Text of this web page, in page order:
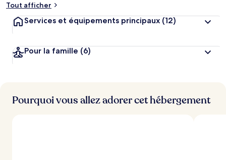
Tout afficher
Services et équipements principaux (12)
Pour la famille (6)
Pourquoi vous allez adorer cet hébergement